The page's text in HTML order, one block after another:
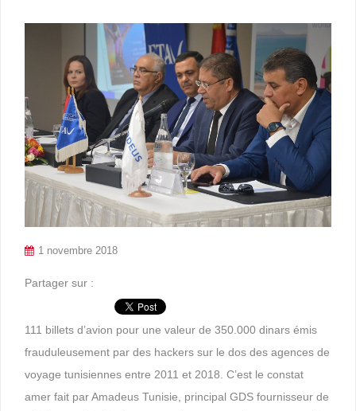
1 novembre 2018
Partager sur :
111 billets d’avion pour une valeur de 350.000 dinars émis
frauduleusement par des hackers sur le dos des agences de
voyage tunisiennes entre 2011 et 2018. C’est le constat
amer fait par Amadeus Tunisie, principal GDS fournisseur de